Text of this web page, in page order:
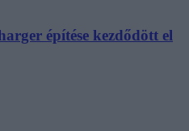
építése kezdődött el